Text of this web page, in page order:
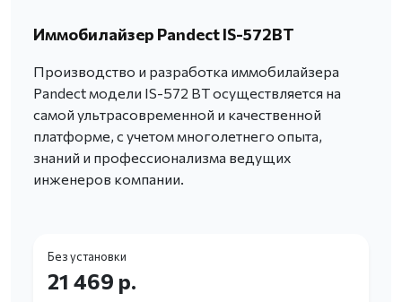
Иммобилайзер Pandect IS-572BT
Производство и разработка иммобилайзера
Pandect модели IS-572 BT осуществляется на
самой ультрасовременной и качественной
платформе, с учетом многолетнего опыта,
знаний и профессионализма ведущих
инженеров компании.
Без установки
21 469 р.